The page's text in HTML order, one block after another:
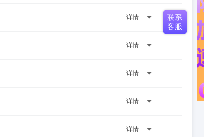
详情
详情
详情
详情
详情
联系
客服